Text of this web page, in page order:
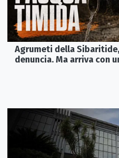
Agrumeti della
denuncia. Ma arriva con